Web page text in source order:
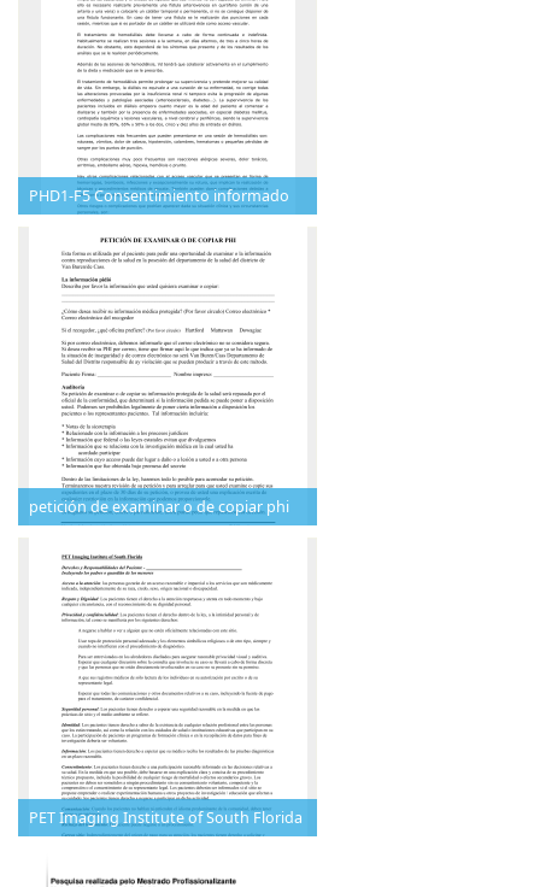
PHD1-F5 Consentimiento informado
petición de examinar o de copiar phi
PET Imaging Institute of South Florida